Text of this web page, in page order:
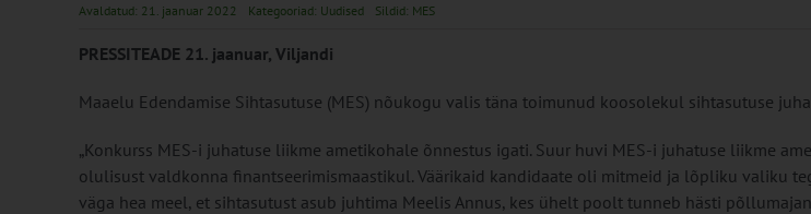
Avaldatud: 21. jaanuar 2022 Kategooriad: Uudised Sildid: MES
PRESSITEADE 21. jaanuar, Viljandi
Maaelu Edendamise Sihtasutuse (MES) nõukogu valis täna toimunud koosolekul sihtasutuse
„Konkurss MES-i juhatuse liikme ametikohale õnnestus igati. Suur huvi MES-i juhatuse liikme
olulisust valdkonna finantseerimismaastikul. Väärikaid kandidaate oli mitmeid ja lõpliku valiku
väga hea meel, et sihtasutust asub juhtima Meelis Annus, kes ühelt poolt tunneb hästi